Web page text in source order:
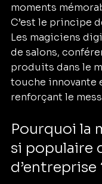
moments
C’est le principe
Les magiciens
de salons,
produits dans le
touche innovante
renforçant le
Pourquoi la
si populaire
d’entreprise